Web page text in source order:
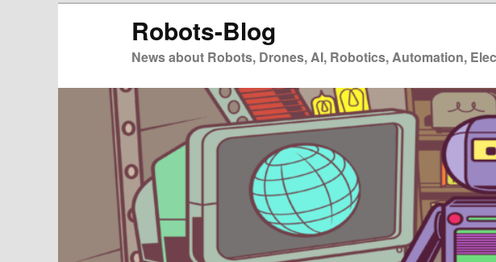
Robots-Blog
News about Robots, Drones, AI, Robotics, Automation,